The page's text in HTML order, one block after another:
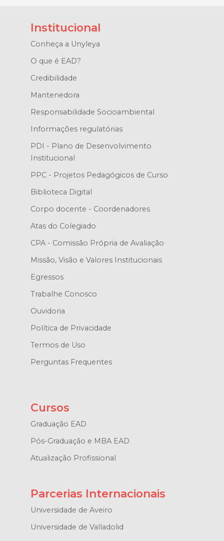
Institucional
Conheça a Unyleya
O que é EAD?
Credibilidade
Mantenedora
Responsabilidade Socioambiental
Informações regulatórias
PDI - Plano de Desenvolvimento
Institucional
PPC - Projetos Pedagógicos de Curso
Biblioteca Digital
Corpo docente - Coordenadores
Atas do Colegiado
CPA - Comissão Própria de Avaliação
Missão, Visão e Valores Institucionais
Egressos
Trabalhe Conosco
Ouvidoria
Política de Privacidade
Termos de Uso
Perguntas Frequentes
Cursos
Graduação EAD
Pós-Graduação e MBA EAD
Atualização Profissional
Parcerias Internacionais
Universidade de Aveiro
Universidade de Valladolid